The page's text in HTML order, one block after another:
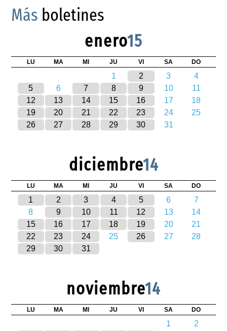
Más boletines
enero15
LU MA MI JU VI SA DO
1 2 3
4
5
6 7 8 9 10
11
12
13 14 15 16 17
18
19
20 21 22 23 24
25
26
27 28 29 30 31
diciembre14
LU MA MI JU VI SA DO
1 2 3 4 5 6
7
8
9 10 11 12 13
14
15
16 17 18 19 20
21
22
23 24 25 26 27
28
29
30 31
noviembre14
LU MA MI JU VI SA DO
1
2